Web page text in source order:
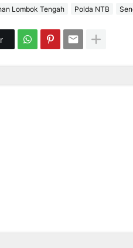
Lombok Tengah Polda NTB